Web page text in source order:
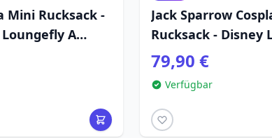
Mini Rucksack -
A
Jack Sparrow
Rucksack - Disney
Pirates of the
79,90 €
Verfügbar